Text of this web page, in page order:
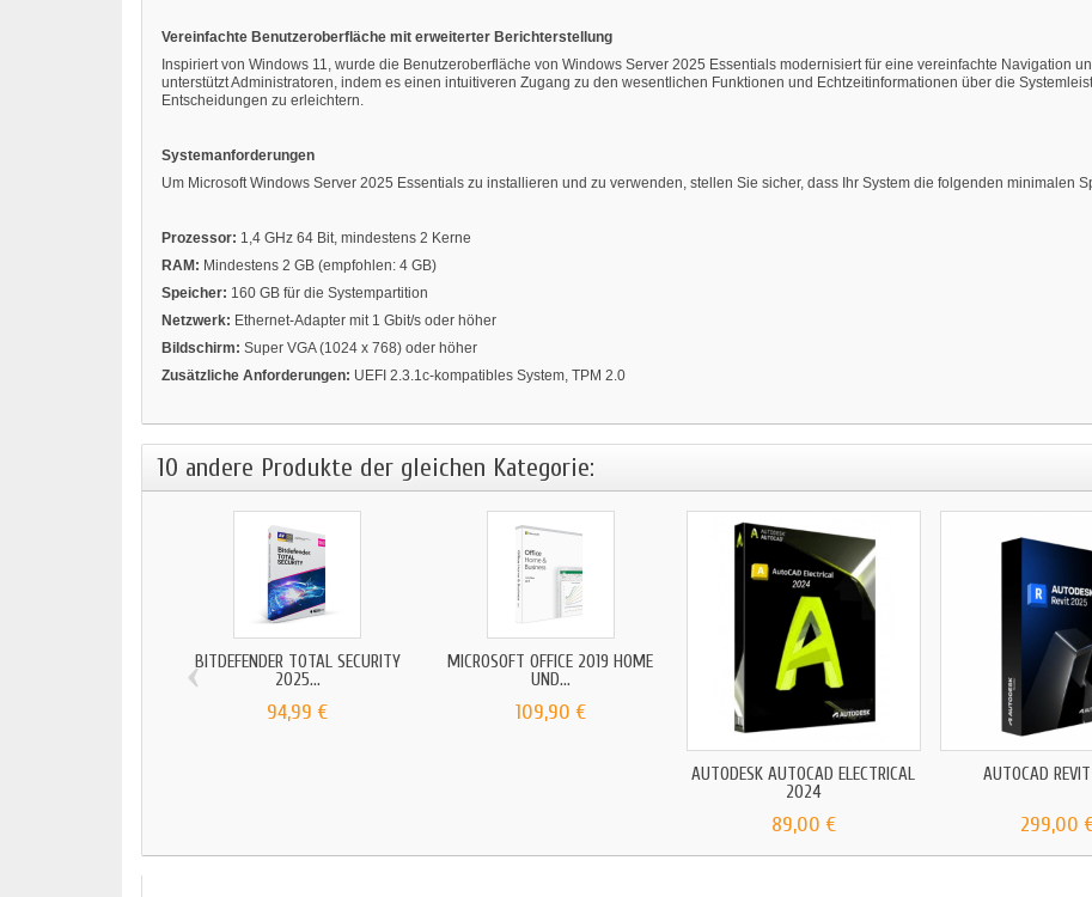
Vereinfachte Benutzeroberfläche mit erweiterter Berichterstellung
Inspiriert von Windows 11, wurde die Benutzeroberfläche von Windows Server 2025 Essentials modernisiert für eine vereinfachte Navigation
unterstützt Administratoren, indem es einen intuitiveren Zugang zu den wesentlichen Funktionen und Echtzeitinformationen über die
Entscheidungen zu erleichtern.
Systemanforderungen
Um Microsoft Windows Server 2025 Essentials zu installieren und zu verwenden, stellen Sie sicher, dass Ihr System die folgenden minimalen
Prozessor: 1,4 GHz 64 Bit, mindestens 2 Kerne
RAM: Mindestens 2 GB (empfohlen: 4 GB)
Speicher: 160 GB für die Systempartition
Netzwerk: Ethernet-Adapter mit 1 Gbit/s oder höher
Bildschirm: Super VGA (1024 x 768) oder höher
Zusätzliche Anforderungen: UEFI 2.3.1c-kompatibles System, TPM 2.0
10 andere Produkte der gleichen Kategorie:
BITDEFENDER TOTAL SECURITY
2025...
94,99 €
MICROSOFT OFFICE 2019 HOME
UND...
109,90 €
AUTODESK AUTOCAD ELECTRICAL
2024
89,00 €
AUTOCAD
299,00
‹